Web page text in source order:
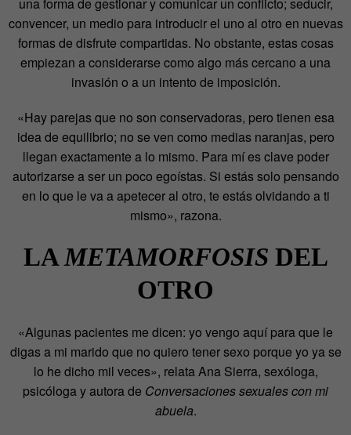
convencer, un medio para introducir el uno al otro en nuevas
formas de disfrute compartidas. No obstante, estas cosas
empiezan a considerarse como algo más cercano a una
invasión o a un intento de imposición.
«Hay parejas que no son conservadoras, pero tienen esa
idea de equilibrio; no se ven como medias naranjas, pero
llegan exactamente a lo mismo. Para mí es clave poder
autorizarse a ser un poco egoístas. Si estás solo pensando
en lo que le va a apetecer al otro, te estás olvidando a ti
mismo», razona.
LAMETAMORFOSIS DEL
OTRO
«Algunas pacientes me dicen: yo vengo aquí para que le
digas a mi marido que no quiero tener sexo porque yo ya se
lo he dicho mil veces», relata Ana Sierra, sexóloga,
psicóloga y autora de Conversaciones sexuales con mi
abuela.